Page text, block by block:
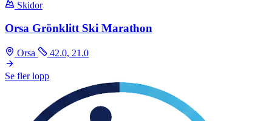
Skidor
Orsa Grönklitt Ski Marathon
Orsa 42.0, 21.0
Se fler lopp